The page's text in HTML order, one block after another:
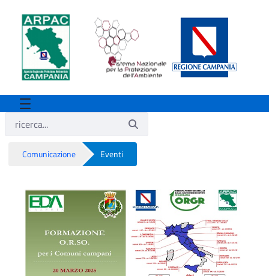
Comunicazione Eventi
Eventi